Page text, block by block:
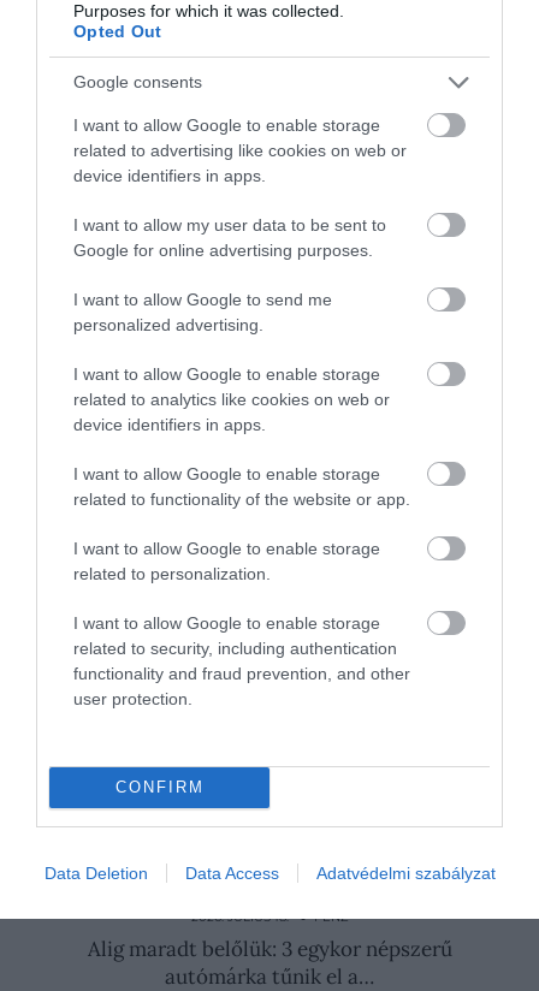
Purposes for which it was collected.
Opted Out
Google consents
I want to allow Google to enable storage
related to advertising like cookies on web or
device identifiers in apps.
I want to allow my user data to be sent to
Google for online advertising purposes.
I want to allow Google to send me
personalized advertising.
I want to allow Google to enable storage
related to analytics like cookies on web or
device identifiers in apps.
I want to allow Google to enable storage
related to functionality of the website or app.
I want to allow Google to enable storage
related to personalization.
I want to allow Google to enable storage
related to security, including authentication
functionality and fraud prevention, and other
user protection.
CONFIRM
Data Deletion Data Access Adatvédelmi szabályzat
Éves összevetésben aFordnövelte legnagyobb
mértékben eladásait (+27%), mögötte a
következik (+22%). A legnagyobb visszaesést a
Suzukiszenvedte el (-9%), ám az összesített adatok
alapján továbbra is őrzi vezető pozícióját — igaz, már
csak néhány száz autó választja el a Toyotától.
Ahogy arról korábbanbeszámoltunk
használtautó-piac is újra lendületbe jött: közel 700
ezer autó cserélt gazdát az év első kilenc
növekedést jelent 2023-hoz képest.
Olvasd el ezt is!
Továbbra sem igazán vesszük az
elektromos autókat – ez áll a dolog
mögött
A Rolls-Royce-szal és a Bentley-vel veszi
fel a versenyt a Toyota új luxusautója
Friss magyarországi lista: ezeket az
autókat lopják el a leggyakrabban
SUZUKI TOYOTA
AUTÓPIAC
2026. JÚLIUS 8. ● PÉNZ
DeltaTrace: így válik érthetővé a Forma-1
2026. JÚLIUS 18. ● PÉNZ
Alig maradt belőlük: 3 egykor népszerű
autómárka tűnik el a…